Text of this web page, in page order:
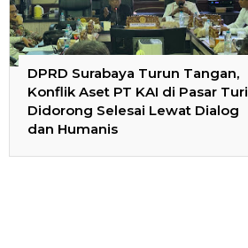
DPRD Surabaya Turun Tangan,
Konflik Aset PT KAI di Pasar Turi
Didorong Selesai Lewat Dialog
dan Humanis